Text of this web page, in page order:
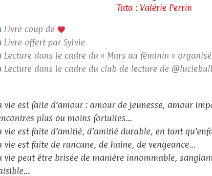
Tata : Valérie Perrin
Livre coup de
Livre offert par Sylvie
Lecture dans le cadre du « Mars au féminin »
Lecture dans le cadre du club de lecture de
vie est faite d’amour : amour de jeunesse, amour
plus ou moins fortuites…
vie est faite d’amitié, d’amitié durable, en tant
vie est faite de rancune, de haine, de vengeance…
vie peut être brisée de manière innommable,